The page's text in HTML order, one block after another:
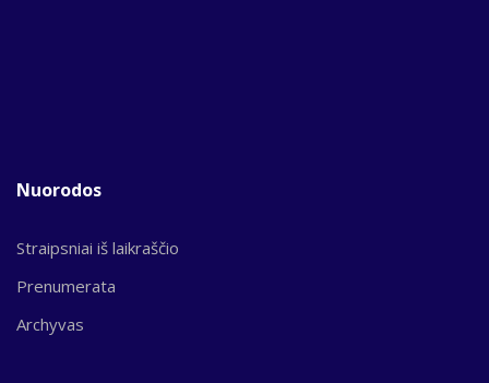
Nuorodos
Straipsniai iš laikraščio
Prenumerata
Archyvas